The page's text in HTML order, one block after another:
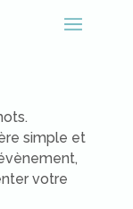
simple et
votre